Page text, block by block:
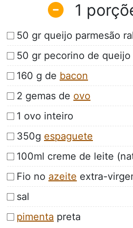
1
50 gr queijo parmesão
50 gr pecorino de queijo
160 g de bacon
2 gemas de ovo
1 ovo inteiro
350g espaguete
100ml creme de leite
Fio no azeite extra-
sal
pimenta preta